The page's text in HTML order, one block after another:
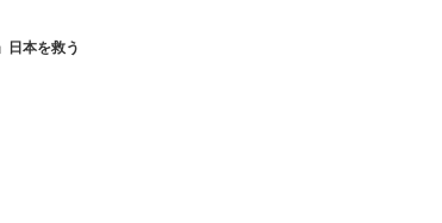
日本を救う